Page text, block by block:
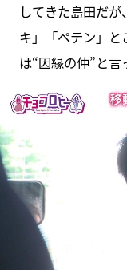
してきた島田だ
キ」「ペテン」と
は“因縁の仲”と言